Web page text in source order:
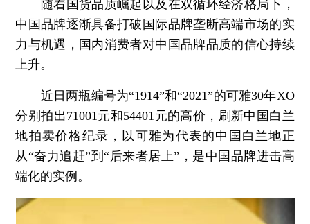
随着国货品质崛起以及在双循环经济格局下，
中国品牌逐渐具备打破国际品牌垄断高端市场的实
力与机遇，国内消费者对中国品牌品质的信心持续
上升。
近日两瓶编号为“1914”和“2021”的可雅30年XO
分别拍出71001元和54401元的高价，刷新中国白兰
地拍卖价格纪录，以可雅为代表的中国白兰地正
从“奋力追赶”到“后来者居上”，是中国品牌进击高
端化的实例。